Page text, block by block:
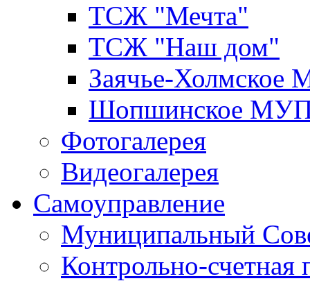
ТСЖ "Мечта"
ТСЖ "Наш дом"
Заячье-
Шопшинское
Фотогалерея
Видеогалерея
Самоуправление
Муниципальный
Контрольно-счетная